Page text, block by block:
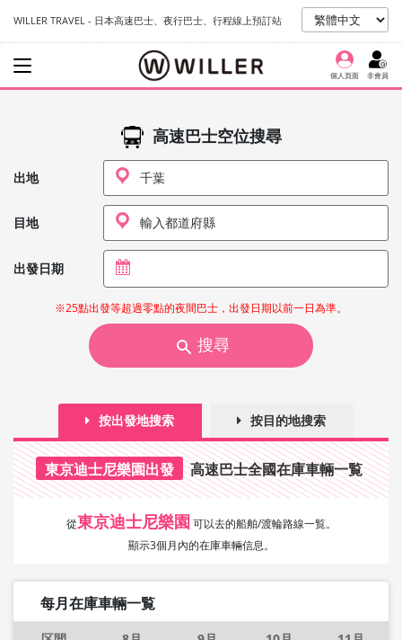
WILLER TRAVEL - 日本高速巴士、夜行巴士、行程線上預訂站
個人頁面 非會員
高速巴士空位搜尋
出地
目地
出發日期
※25點出發等超過零點的夜間巴士，出發日期以前一日為準。
搜尋
按出發地搜索 按目的地搜索
東京迪士尼樂園出發 高速巴士全國在庫車輛一覧
從東京迪士尼樂園 可以去的船舶/渡輪路線一覧。
顯示3個月內的在庫車輛信息。
每月在庫車輛一覧